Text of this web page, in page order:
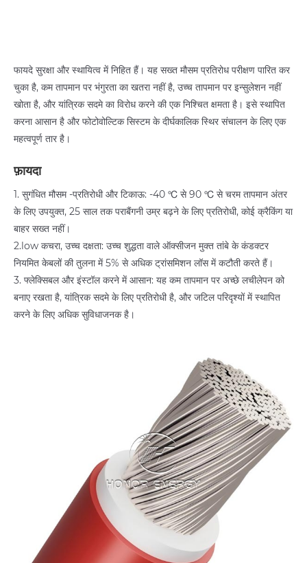
फायदे सुरक्षा और स्थायित्व में निहित हैं। यह सख्त मौसम प्रतिरोध परीक्षण पारित कर
चुका है, कम तापमान पर भंगुरता का खतरा नहीं है, उच्च तापमान पर इन्सुलेशन नहीं
खोता है, और यांत्रिक सदमे का विरोध करने की एक निश्चित क्षमता है। इसे स्थापित
करना आसान है और फोटोवोल्टिक सिस्टम के दीर्घकालिक स्थिर संचालन के लिए एक
महत्वपूर्ण तार है।
फ़ायदा
1. सुगंधित मौसम -प्रतिरोधी और टिकाऊ: -40 ℃ से 90 ℃ से चरम तापमान अंतर
के लिए उपयुक्त, 25 साल तक पराबैंगनी उम्र बढ़ने के लिए प्रतिरोधी, कोई क्रैकिंग या
बाहर सख्त नहीं।
2.low कचरा, उच्च दक्षता: उच्च शुद्धता वाले ऑक्सीजन मुक्त तांबे के कंडक्टर
नियमित केबलों की तुलना में 5% से अधिक ट्रांसमिशन लॉस में कटौती करते हैं।
3. फ्लेक्सिबल और इंस्टॉल करने में आसान: यह कम तापमान पर अच्छे लचीलेपन को
बनाए रखता है, यांत्रिक सदमे के लिए प्रतिरोधी है, और जटिल परिदृश्यों में स्थापित
करने के लिए अधिक सुविधाजनक है।